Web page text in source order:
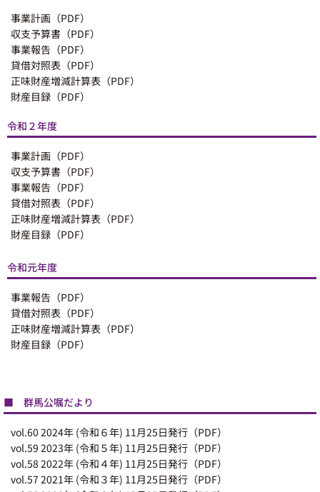
事業計画（PDF）
収支予算書（PDF）
事業報告（PDF）
貸借対照表（PDF）
正味財産増減計算表（PDF）
財産目録（PDF）
令和２年度
事業計画（PDF）
収支予算書（PDF）
事業報告（PDF）
貸借対照表（PDF）
正味財産増減計算表（PDF）
財産目録（PDF）
令和元年度
事業報告（PDF）
貸借対照表（PDF）
正味財産増減計算表（PDF）
財産目録（PDF）
■ 群馬公嘱だより
vol.60 2024年 (令和６年) 11月25日発行（PDF）
vol.59 2023年 (令和５年) 11月25日発行（PDF）
vol.58 2022年 (令和４年) 11月25日発行（PDF）
vol.57 2021年 (令和３年) 11月25日発行（PDF）